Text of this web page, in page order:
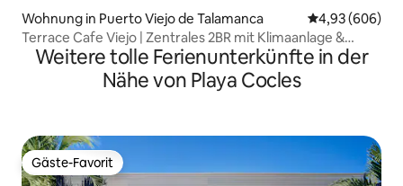
Wohnung in Puerto Viejo de Talamanca
4,93 (606)
Terrace Cafe Viejo | Zentrales 2BR mit Klimaanlage &
tollem WLAN
Weitere tolle Ferienunterkünfte in der
Nähe von Playa Cocles
Gäste-Favorit
Gäste-Favorit